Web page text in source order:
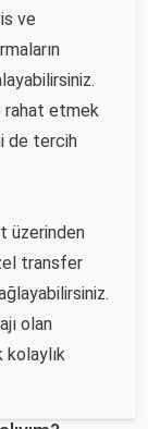
ve
rahat etmek
de tercih
üzerinden
transfer
olan